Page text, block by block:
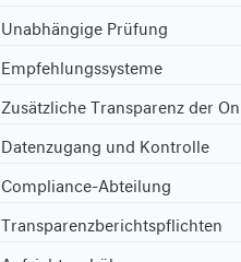
Unabhängige Prüfung
Empfehlungssysteme
Zusätzliche Transparenz der
Datenzugang und Kontrolle
Compliance-Abteilung
Transparenzberichtspflichten